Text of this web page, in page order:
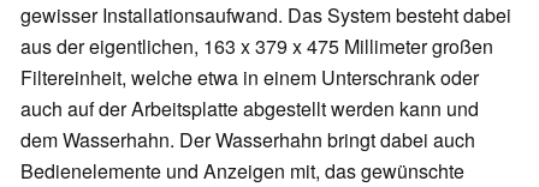
gewisser Installationsaufwand. Das System besteht dabei
aus der eigentlichen, 163 x 379 x 475 Millimeter großen
Filtereinheit, welche etwa in einem Unterschrank oder
auch auf der Arbeitsplatte abgestellt werden kann und
dem Wasserhahn. Der Wasserhahn bringt dabei auch
Bedienelemente und Anzeigen mit, das gewünschte